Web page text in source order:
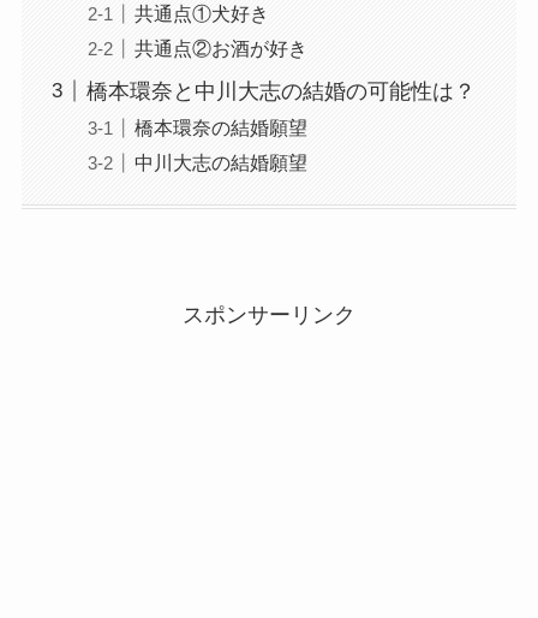
共通点①犬好き
共通点②お酒が好き
橋本環奈と中川大志の結婚の可能性は？
橋本環奈の結婚願望
中川大志の結婚願望
スポンサーリンク